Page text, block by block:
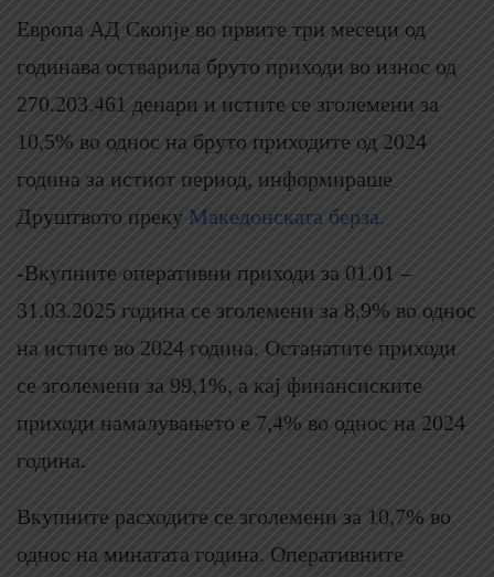
Европа АД Скопје во првите три месеци од
годинава остварила бруто приходи во износ од
270.203.461 денари и истите се зголемени за
10,5% во однос на бруто приходите од 2024
година за истиот период, информираше
Друштвото преку Македонската берза.
-Вкупните оперативни приходи за 01.01 –
31.03.2025 година се зголемени за 8,9% во однос
на истите во 2024 година. Останатите приходи
се зголемени за 99,1%, а кај финансиските
приходи намалувањето е 7,4% во однос на 2024
година.
Вкупните расходите се зголемени за 10,7% во
однос на минатата година. Оперативните